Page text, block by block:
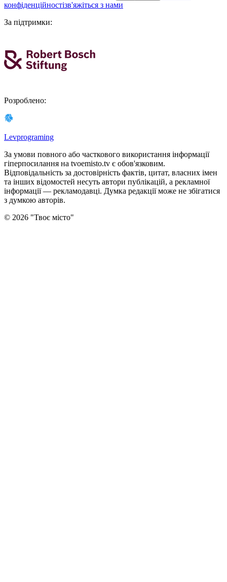
конфіденційностізв'яжіться з нами
За підтримки:
Розроблено:
Levprograming
За умови повного або часткового використання iнформацiї
гіперпосилання на tvoemisto.tv є обов'язковим.
Відповідальність за достовірність фактів, цитат, власних імен
та інших відомостей несуть автори публікацій, а рекламної
інформації — рекламодавці. Думка редакцiї може не збiгатися
з думкою авторiв.
© 2026 "Твоє місто"